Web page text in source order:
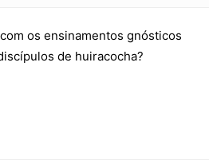
os ensinamentos gnósticos
de huiracocha?